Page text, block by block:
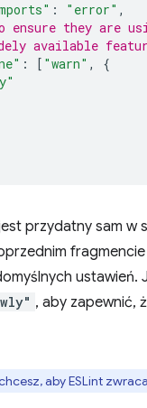
: "error" ,
they are
available
: [ "warn" ,
{
przydatny sam
, aby zapewnić,
aby ESLint